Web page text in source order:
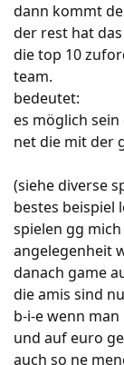
dann kommt
der rest hat
die top 10
team.
bedeutet:
es möglich
net die mit der
(siehe diverse
bestes beispiel
spielen gg
angelegenheit
danach game
die amis sind
b-i-e wenn
und auf euro
auch so ne